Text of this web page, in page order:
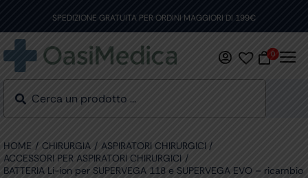
content
SPEDIZIONE GRATUITA PER ORDINI MAGGIORI DI 199€
0
HOME CHIRURGIA
ASPIRATORI CHIRURGICI
ACCESSORI PER ASPIRATORI CHIRURGICI
BATTERIA Li-ion per SUPERVEGA 118 e SUPERVEGA EVO – ricambio